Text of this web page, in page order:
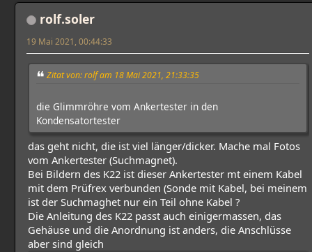
rolf.soler
19 Mai 2021, 00:44:33
Zitat von: rolf am 18 Mai 2021, 21:33:35
die Glimmröhre vom Ankertester in den
Kondensatortester
das geht nicht, die ist viel länger/dicker. Mache mal Fotos
vom Ankertester (Suchmagnet).
Bei Bildern des K22 ist dieser Ankertester mt einem Kabel
mit dem Prüfrex verbunden (Sonde mit Kabel, bei meinem
ist der Suchmaghet nur ein Teil ohne Kabel ?
Die Anleitung des K22 passt auch einigermassen, das
Gehäuse und die Anordnung ist anders, die Anschlüsse
aber sind gleich